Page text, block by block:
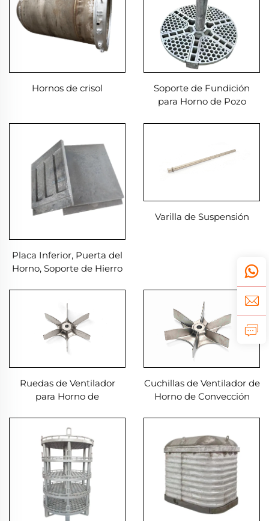
Hornos de crisol
Soporte de Fundición
para Horno de Pozo
Placa Inferior, Puerta del
Horno, Soporte de Hierro
Varilla de Suspensión
Ruedas de Ventilador
para Horno de
Cuchillas de Ventilador de
Horno de Convección